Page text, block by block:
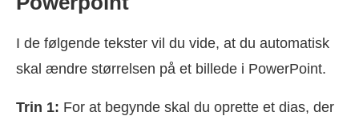
I de følgende tekster vil du vide, at du automatisk
skal ændre størrelsen på et billede i PowerPoint.
Trin 1: For at begynde skal du oprette et dias, der